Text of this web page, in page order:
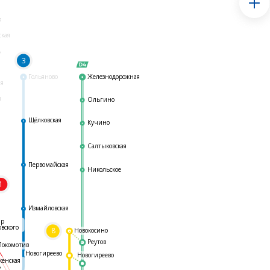
Гольяново
3
8
Железнодорожная
Ольгино
Кучино
Салтыковская
Никольское
Реутов
Измайловская
Первомайская
Щёлковская
Новогиреево
Новогиреево
Новокосино